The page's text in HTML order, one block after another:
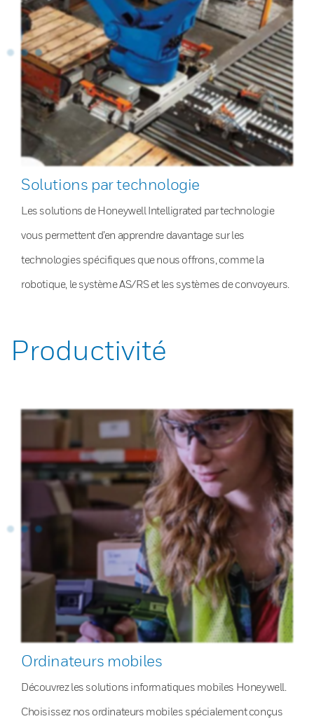
Solutions par technologie
Les solutions de Honeywell Intelligrated par technologie
vous permettent d’en apprendre davantage sur les
technologies spécifiques que nous offrons, comme la
robotique, le système AS/RS et les systèmes de convoyeurs.
Productivité
Ordinateurs mobiles
Découvrez les solutions informatiques mobiles Honeywell.
Choisissez nos ordinateurs mobiles spécialement conçus